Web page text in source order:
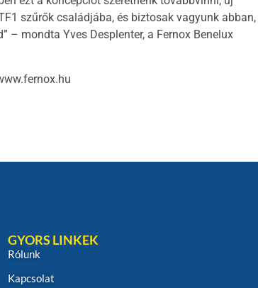
szűrők családjába, és biztosak vagyunk abban,
– mondta Yves Desplenter, a Fernox Benelux
GYORS LINKEK
Rólunk
Kapcsolat